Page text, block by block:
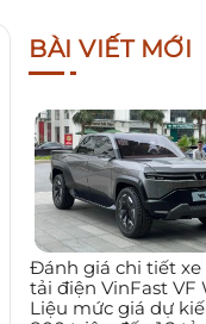
BÀI VIẾT MỚI
Đánh giá chi tiết xe
tải điện VinFast VF
Liệu mức giá dự